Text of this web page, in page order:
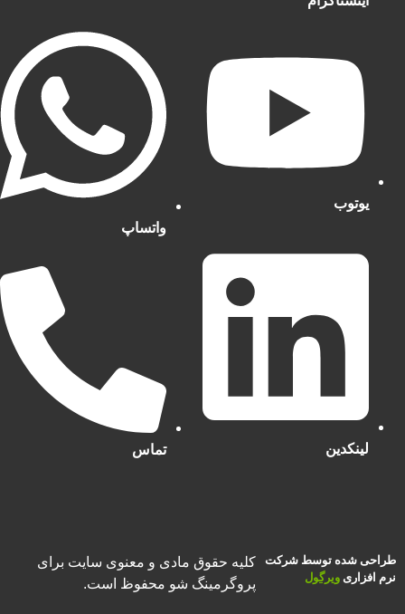
یوتوب
لینکدین
واتساپ
تماس
طراحی شده توسط شرکت
نرم افزاری ویرگول
کلیه حقوق مادی و معنوی سایت برای
پروگرمینگ شو محفوظ است.